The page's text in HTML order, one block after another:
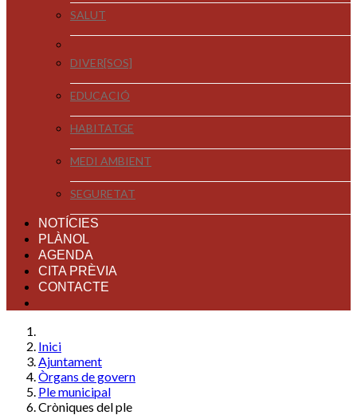
SALUT
DIVER[SOS]
EDUCACIÓ
HABITATGE
MEDI AMBIENT
SEGURETAT
NOTÍCIES
PLÀNOL
AGENDA
CITA PRÈVIA
CONTACTE
Inici
Ajuntament
Òrgans de govern
Ple municipal
Cròniques del ple